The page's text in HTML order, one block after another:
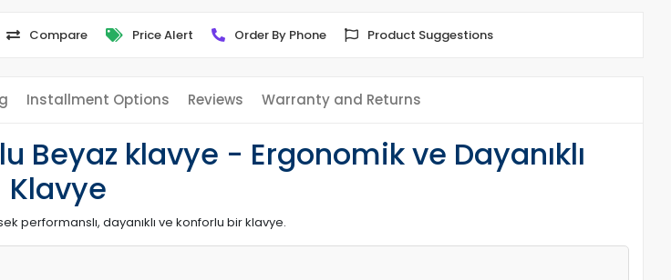
Compare Price Alert Order By Phone Product Suggestions
Installment Options Reviews Warranty and Returns
Beyaz klavye - Ergonomik ve Dayanıklı
Klavye
performanslı, dayanıklı ve konforlu bir klavye.